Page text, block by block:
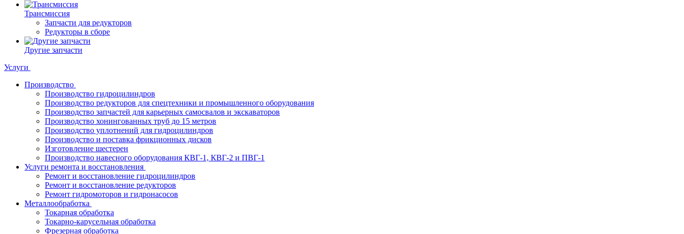
Трансмиссия
Запчасти для редукторов
Редукторы в сборе
Другие запчасти
Услуги
Производство
Производство гидроцилиндров
Производство редукторов для спецтехники и промышленного оборудования
Производство запчастей для карьерных самосвалов и экскаваторов
Производство хонингованных труб до 15 метров
Производство уплотнений для гидроцилиндров
Производство и поставка фрикционных дисков
Изготовление шестерен
Производство навесного оборудования КВГ-1, КВГ-2 и ПВГ-1
Услуги ремонта и восстановления
Ремонт и восстановление гидроцилиндров
Ремонт и восстановление редукторов
Ремонт гидромоторов и гидронасосов
Металлообработка
Токарная обработка
Токарно-карусельная обработка
Фрезерная обработка